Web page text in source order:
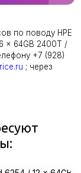
по поводу HPE
x 64GB 2400T /
+7 (928)
; через